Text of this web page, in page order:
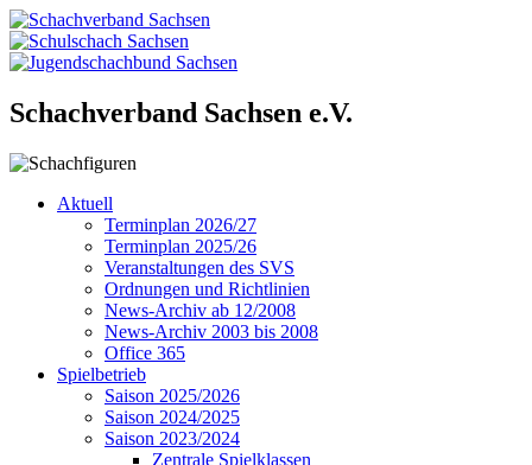
Schachverband Sachsen e.V.
Aktuell
Terminplan 2026/27
Terminplan 2025/26
Veranstaltungen des SVS
Ordnungen und Richtlinien
News-Archiv ab 12/2008
News-Archiv 2003 bis 2008
Office 365
Spielbetrieb
Saison 2025/2026
Saison 2024/2025
Saison 2023/2024
Zentrale Spielklassen